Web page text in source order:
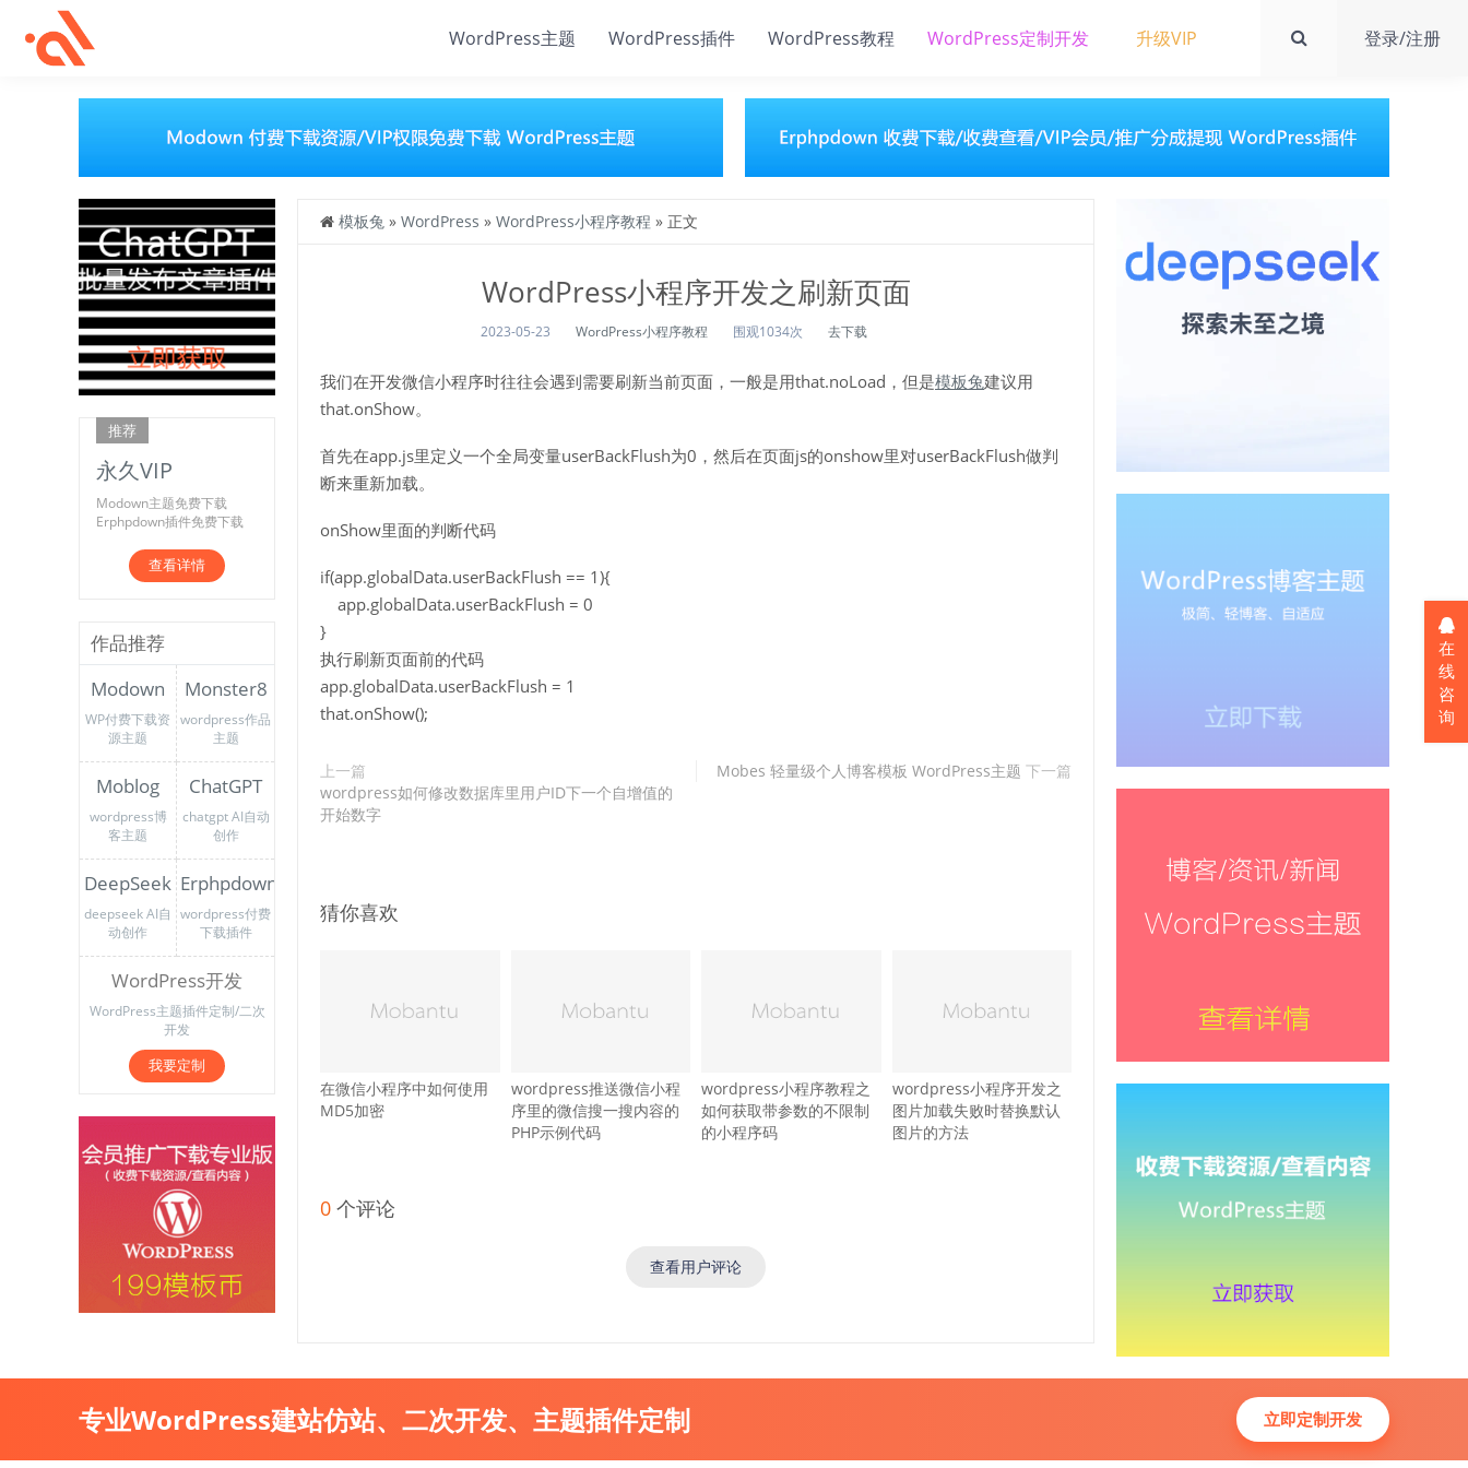
WordPress主题 WordPress插件 WordPress教程 WordPress定制开发 升级VIP 登录/注册
模板兔 » WordPress » WordPress小程序教程 » 正文
WordPress小程序开发之刷新页面
2023-05-23 WordPress小程序教程 围观1034次 去下载
我们在开发微信小程序时往往会遇到需要刷新当前页面，一般是用that.noLoad，但是模板兔建议用
that.onShow。
首先在app.js里定义一个全局变量userBackFlush为0，然后在页面js的onshow里对userBackFlush做判
断来重新加载。
onShow里面的判断代码
if(app.globalData.userBackFlush == 1){
app.globalData.userBackFlush = 0
}
执行刷新页面前的代码
app.globalData.userBackFlush = 1
that.onShow();
上一篇
wordpress如何修改数据库里用户ID下一个自增值的
开始数字
Mobes 轻量级个人博客模板 WordPress主题 下一篇
猜你喜欢
在微信小程序中如何使用
MD5加密
wordpress推送微信小程
序里的微信搜一搜内容的
PHP示例代码
wordpress小程序教程之
如何获取带参数的不限制
的小程序码
wordpress小程序开发之
图片加载失败时替换默认
图片的方法
0 个评论
查看用户评论
推荐
永久VIP
Modown主题免费下载
Erphpdown插件免费下载
查看详情
作品推荐
Modown
WP付费下载资
源主题
Monster8
wordpress作品
主题
Moblog
wordpress博
客主题
ChatGPT
chatgpt AI自动
创作
DeepSeek
deepseek AI自
动创作
Erphpdown
wordpress付费
下载插件
WordPress开发
WordPress主题插件定制/二次
开发
我要定制
专业WordPress建站仿站、二次开发、主题插件定制 立即定制开发
在
线
咨
询